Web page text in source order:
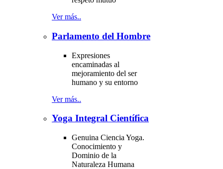
Ver más..
Parlamento del Hombre
Expresiones
encaminadas al
mejoramiento del ser
humano y su entorno
Ver más..
Yoga Integral Científica
Genuina Ciencia Yoga.
Conocimiento y
Dominio de la
Naturaleza Humana